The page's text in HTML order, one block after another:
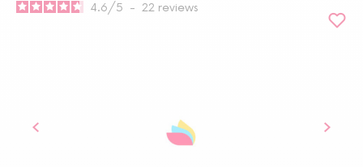
4.6/5 - 22 reviews